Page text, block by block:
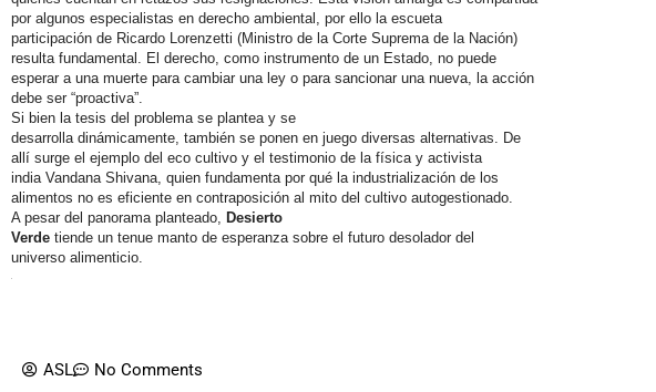
por algunos especialistas en derecho ambiental, por ello la escueta
participación de Ricardo Lorenzetti (Ministro de la Corte Suprema de la Nación)
resulta fundamental. El derecho, como instrumento de un Estado, no puede
esperar a una muerte para cambiar una ley o para sancionar una nueva, la acción
debe ser “proactiva”.
Si bien la tesis del problema se plantea y se
desarrolla dinámicamente, también se ponen en juego diversas alternativas. De
allí surge el ejemplo del eco cultivo y el testimonio de la física y activista
india Vandana Shivana, quien fundamenta por qué la industrialización de los
alimentos no es eficiente en contraposición al mito del cultivo autogestionado.
A pesar del panorama planteado,
Desierto
Verde tiende un tenue manto de esperanza sobre el futuro desolador del
universo alimenticio.
ASL No Comments